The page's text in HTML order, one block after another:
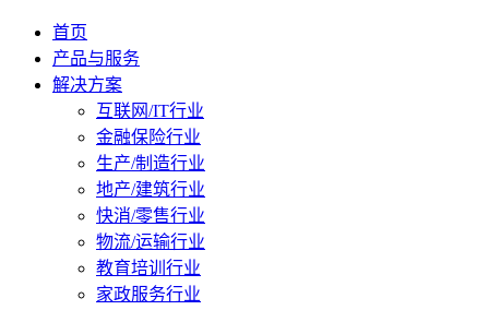
首页
产品与服务
解决方案
互联网/IT行业
金融保险行业
生产/制造行业
地产/建筑行业
快消/零售行业
物流/运输行业
教育培训行业
家政服务行业